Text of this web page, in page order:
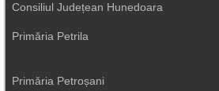
Consiliul Județean Hunedoara
Primăria Petrila
Primăria Petroșani